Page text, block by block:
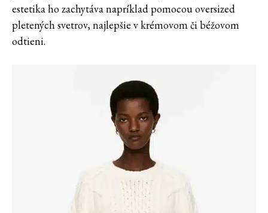
estetika ho zachytáva napríklad pomocou oversized
pletených svetrov, najlepšie v krémovom či béžovom
odtieni.